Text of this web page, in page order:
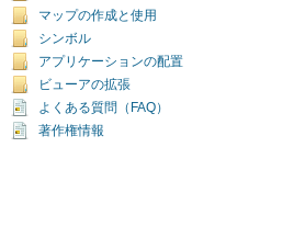
マップの作成と使用
シンボル
アプリケーションの配置
ビューアの拡張
よくある質問（FAQ）
著作権情報